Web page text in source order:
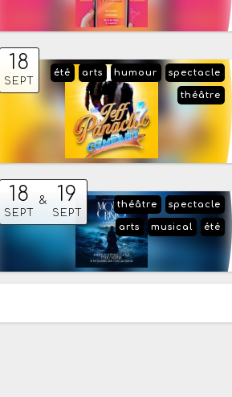
18
SEPT
spectacle
humour
arts
été
théâtre
18
SEPT
& 19
SEPT
spectacle
théâtre
été
musical
arts